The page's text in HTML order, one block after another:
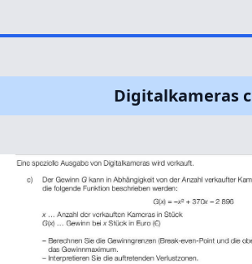
Digitalkameras c